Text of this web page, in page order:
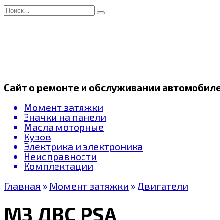
Перейти
к
Search
for:
Сайт о ремонте и обслуживании
Момент затяжки
Значки на панели
Масла моторные
Кузов
Электрика и электроника
Неисправности
Комплектации
Главная » Момент затяжки » Двигатели
МЗ ДВС PSA